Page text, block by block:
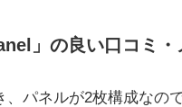
」の良い口コミ・
、パネルが2枚構成なの